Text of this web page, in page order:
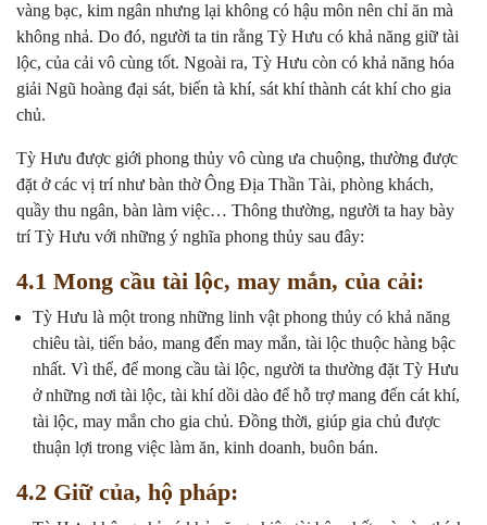
vàng bạc, kim ngân nhưng lại không có hậu môn nên chỉ ăn mà
không nhả. Do đó, người ta tin rằng Tỳ Hưu có khả năng giữ tài
lộc, của cải vô cùng tốt. Ngoài ra, Tỳ Hưu còn có khả năng hóa
giải Ngũ hoàng đại sát, biến tà khí, sát khí thành cát khí cho gia
chủ.
Tỳ Hưu được giới phong thủy vô cùng ưa chuộng, thường được
đặt ở các vị trí như bàn thờ Ông Địa Thần Tài, phòng khách,
quầy thu ngân, bàn làm việc… Thông thường, người ta hay bày
trí Tỳ Hưu với những ý nghĩa phong thủy sau đây:
4.1 Mong cầu tài lộc, may mắn, của cải:
Tỳ Hưu là một trong những linh vật phong thủy có khả năng
chiêu tài, tiến bảo, mang đến may mắn, tài lộc thuộc hàng bậc
nhất. Vì thể, để mong cầu tài lộc, người ta thường đặt Tỳ Hưu
ở những nơi tài lộc, tài khí dồi dào để hỗ trợ mang đến cát khí,
tài lộc, may mắn cho gia chủ. Đồng thời, giúp gia chủ được
thuận lợi trong việc làm ăn, kinh doanh, buôn bán.
4.2 Giữ của, hộ pháp: